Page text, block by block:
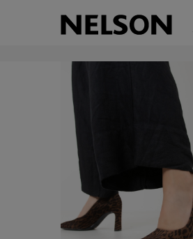
Unisa Waba
Pumps